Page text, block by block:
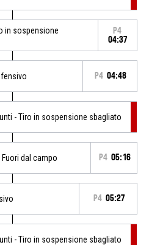
in sospensione
P4
04:37
P4 04:48
- Tiro in sospensione sbagliato
dal campo P4 05:16
P4 05:27
- Tiro in sospensione sbagliato